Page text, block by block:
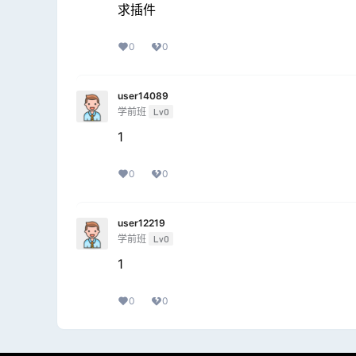
求插件
0 0
user14089
学前班 Lv0
1
0 0
user12219
学前班 Lv0
1
0 0